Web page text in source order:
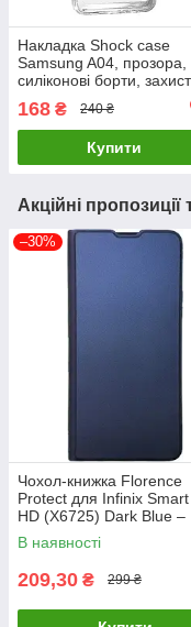
Накладка Shock case
Samsung A04, прозора,
силіконові борти, захист
168 ₴ 240 ₴
Купити
Акційні
–30%
Чохол-книжка Florence
Protect для Infinix
HD (X6725) Dark Blue –
стильний та надійний
смартфона з магнітно
В наявності
209,30 ₴ 299 ₴